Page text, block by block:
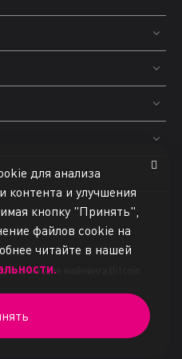
для майнинга Bitcoin
reserved.
для анализа
контента и улучшения
кнопку "Принять",
файлов cookie на
читайте в нашей